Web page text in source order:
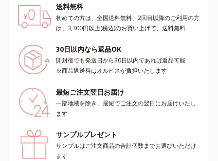
送料無料
初めての方は、全国送料無料、2回目以降のご利用の方
は、3,300円以上(税込)のお買い上げで、送料無料
30日以内なら返品OK
開封後でも発送日から30日以内であれば返品可能
※商品返送料はオルビスが負担いたします
最短ご注文翌日お届け
一部地域を除き、最短でご注文の翌日にお届けいたし
ます
サンプルプレゼント
サンプルはご注文商品の合計個数までお選びいただけ
ます